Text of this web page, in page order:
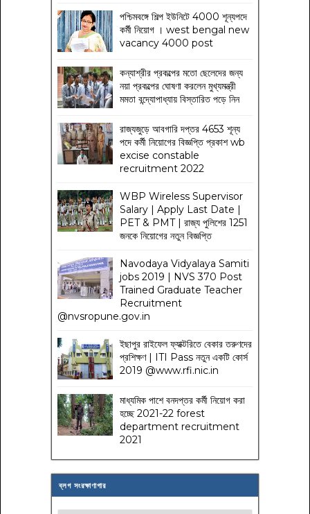
পশ্চিমবঙ্গে শিল্প ইউনিটে 4000 শূন্যপদে
কর্মী নিয়োগ । west bengal new
vacancy 4000 post
কন্যাশ্রীর প্রকল্পের মতো ছেলেদের জন্য
নয়া প্রকল্পের ঘোষণা করলেন মুখ্যমন্ত্রী
মমতা বন্দ্যোপাধ্যায় বিস্তারিত পড়ে নিন
রাজ্যজুড়ে আবগারি দপ্তর 4653 শূন্য
পদে কর্মী নিয়োগের বিজ্ঞপ্তি প্রকাশ wb
excise constable
recruitment 2022
WBP Wireless Supervisor
Salary | Apply Last Date |
PET & PMT | রাজ্য পুলিশের 1251
জনকে নিয়োগের নতুন বিজ্ঞপ্তি
Navodaya Vidyalaya Samiti
jobs 2019 | NVS 370 Post
Trained Graduate Teacher
Recruitment
@nvsropune.gov.in
ইছাপুর রাইফেল ফ্যাক্টরিতে বেকার তরুণদের
প্রশিক্ষণ | ITI Pass নতুন একটি কোর্স
2019 @www.rfi.nic.in
মাধ্যমিক পাশে বনদপ্তর কর্মী নিয়োগ করা
হচ্ছে 2021-22 forest
department recruitment
2021
ব্লগ সংরক্ষাণাগার